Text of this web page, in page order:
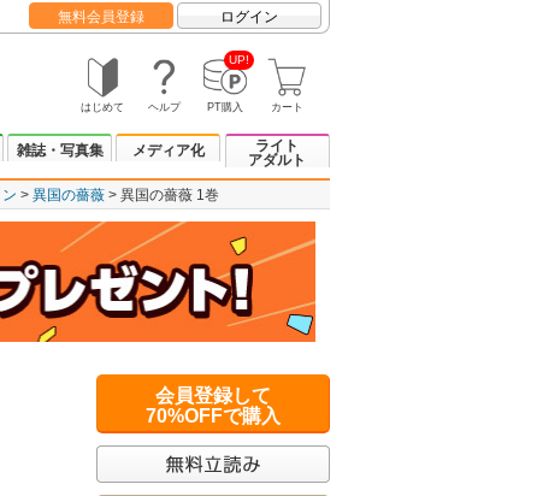
無料会員登録 ログイン
はじめて ヘルプ
UP!
PT購入 カート
雑誌・写真集 メディア化
ライト
アダルト
異国の薔薇 異国の薔薇 1巻
会員登録して
70%OFFで購入